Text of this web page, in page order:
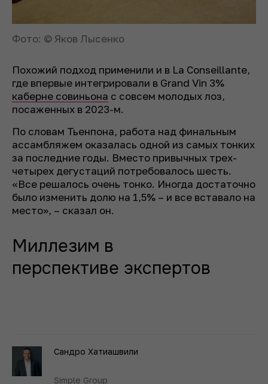
Фото: © Яков Лысенко
Похожий подход применили и в La Conseillante,
где впервые интегрировали в Grand Vin 3%
каберне совиньона с совсем молодых лоз,
посаженных в 2023-м.
По словам Тьенпона, работа над финальным
ассамбляжем оказалась одной из самых тонких
за последние годы. Вместо привычных трех-
четырех дегустаций потребовалось шесть.
«Все решалось очень тонко. Иногда достаточно
было изменить долю на 1,5% – и все вставало на
место», – сказал он.
Миллезим в
перспективе экспертов
Сандро Хатиашвили
Simple Group